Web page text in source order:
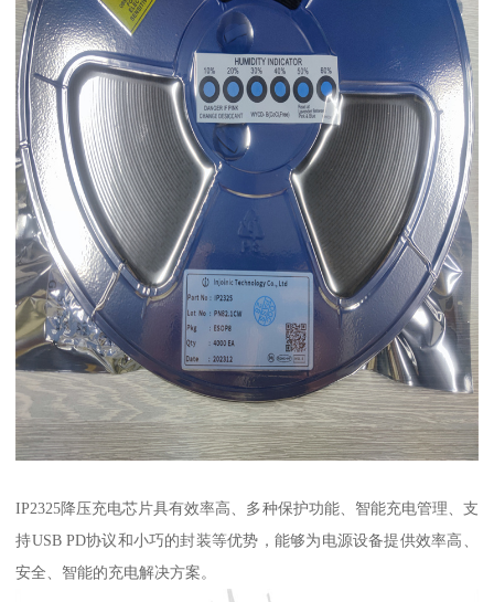
IP2325降压充电芯片具有效率高、多种保护功能、智能充电管理、支
持USB PD协议和小巧的封装等优势，能够为电源设备提供效率高、
安全、智能的充电解决方案。